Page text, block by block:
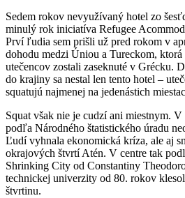
Sedem rokov nevyužívaný hotel zo
minulý rok iniciatíva Refugee
Prví ľudia sem prišli už pred rokom v
dohodu medzi Úniou a Tureckom, ktorá
utečencov zostali zaseknuté v Grécku.
do krajiny sa nestal len tento hotel –
squatujú najmenej na jedenástich
Squat však nie je cudzí ani miestnym. V
podľa Národného štatistického úradu
Ľudí vyhnala ekonomická kríza, ale aj
okrajových štvrtí Atén. V centre tak
Shrinking City od Constantiny
technickej univerzity od 80. rokov
štvrtinu.